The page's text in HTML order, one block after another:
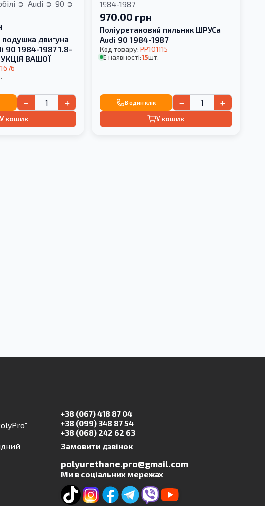
Audi
90
подушка двигуна
90 1984-1987 1.8-
ВАШОЇ
− +
У кошик
1984-1987
970.00 грн
Поліуретановий пильник ШРУСа
Audi 90 1984-1987
Код товару: PP101115
В наявності:15шт.
В один клік − +
У кошик
+38 (067) 418 87 04
+38 (099) 348 87 54
+38 (068) 242 62 63
Замовити дзвінок
polyurethane.pro@gmail.com
Ми в соціальних мережах